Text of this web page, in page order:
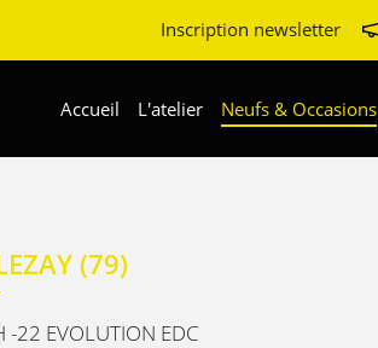
Inscription newsletter
Accueil L'atelier Neufs & Occasions
(79)
22 EVOLUTION EDC